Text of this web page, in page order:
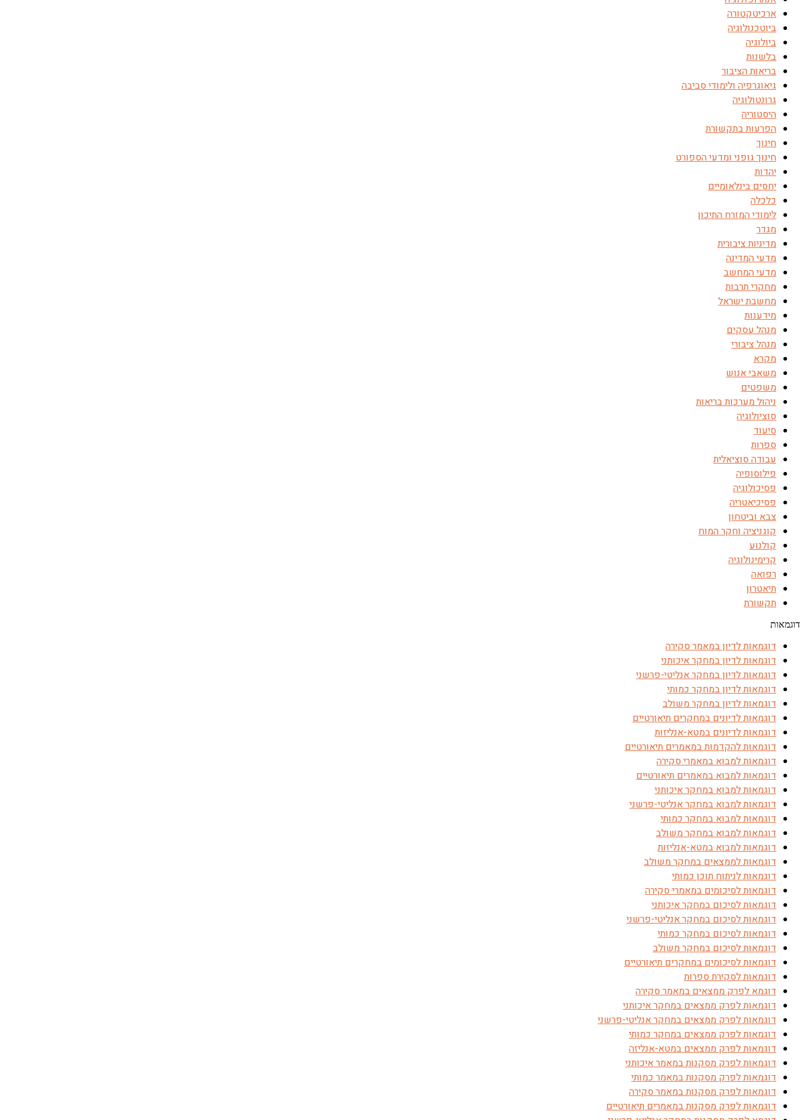
ארכיטקטורה
ביוטכנולוגיה
ביולוגיה
בלשנות
בריאות הציבור
גיאוגרפיה ולימודי סביבה
גרונטולוגיה
היסטוריה
הפרעות בתקשורת
חינוך
חינוך גופני ומדעי הספורט
יהדות
יחסים בינלאומיים
כלכלה
לימודי המזרח התיכון
מגדר
מדיניות ציבורית
מדעי המדינה
מדעי המחשב
מחקרי תרבות
מחשבת ישראל
מידענות
מנהל עסקים
מנהל ציבורי
מקרא
משאבי אנוש
משפטים
ניהול מערכות בריאות
סוציולוגיה
סיעוד
ספרות
עבודה סוציאלית
פילוסופיה
פסיכולוגיה
פסיכיאטריה
צבא וביטחון
קוגניציה וחקר המוח
קולנוע
קרימינולוגיה
רפואה
תיאטרון
תקשורת
דוגמאות
דוגמאות לדיון במאמר סקירה
דוגמאות לדיון במחקר איכותני
דוגמאות לדיון במחקר אנליטי-פרשני
דוגמאות לדיון במחקר כמותי
דוגמאות לדיון במחקר משולב
דוגמאות לדיונים במחקרים תיאורטיים
דוגמאות לדיונים במטא-אנליזות
דוגמאות להקדמות במאמרים תיאורטיים
דוגמאות למבוא במאמרי סקירה
דוגמאות למבוא במאמרים תיאורטיים
דוגמאות למבוא במחקר איכותני
דוגמאות למבוא במחקר אנליטי-פרשני
דוגמאות למבוא במחקר כמותי
דוגמאות למבוא במחקר משולב
דוגמאות למבוא במטא-אנליזות
דוגמאות לממצאים במחקר משולב
דוגמאות לניתוח תוכן כמותי
דוגמאות לסיכומים במאמרי סקירה
דוגמאות לסיכום במחקר איכותני
דוגמאות לסיכום במחקר אנליטי-פרשני
דוגמאות לסיכום במחקר כמותי
דוגמאות לסיכום במחקר משולב
דוגמאות לסיכומים במחקרים תיאורטיים
דוגמאות לסקירת ספרות
דוגמא לפרק ממצאים במאמר סקירה
דוגמאות לפרק ממצאים במחקר איכותני
דוגמאות לפרק ממצאים במחקר אנליטי-פרשני
דוגמאות לפרק ממצאים במחקר כמותי
דוגמאות לפרק ממצאים במטא-אנליזה
דוגמאות לפרק מסקנות במאמר איכותני
דוגמאות לפרק מסקנות במאמר כמותי
דוגמאות לפרק מסקנות במאמר סקירה
דוגמאות לפרק מסקנות במאמרים תיאורטיים